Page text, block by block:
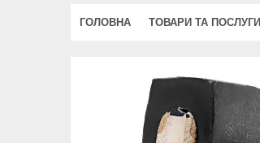
ГОЛОВНА ТОВАРИ ТА ПОСЛУГИ